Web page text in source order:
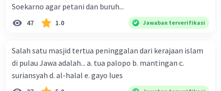
Soekarno agar petani dan buruh...
47 1.0 Jawaban terverifikasi
Salah satu masjid tertua peninggalan dari kerajaan islam
di pulau Jawa adalah... a. tua palopo b. mantingan c.
suriansyah d. al-halal e. gayo lues